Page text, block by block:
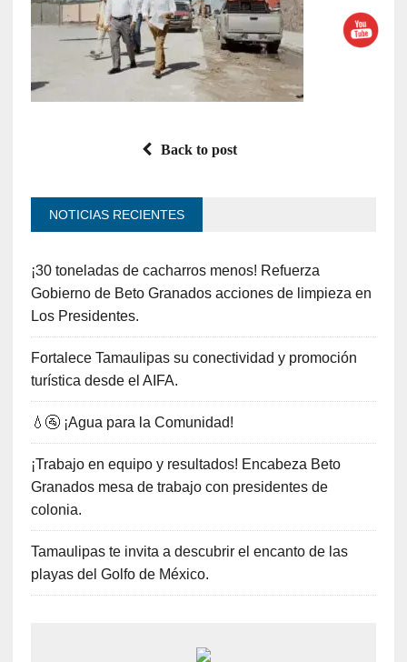
Back to post
NOTICIAS RECIENTES
¡30 toneladas de cacharros menos! Refuerza
Gobierno de Beto Granados acciones de limpieza en
Los Presidentes.
Fortalece Tamaulipas su conectividad y promoción
turística desde el AIFA.
💧🚰 ¡Agua para la Comunidad!
¡Trabajo en equipo y resultados! Encabeza Beto
Granados mesa de trabajo con presidentes de
colonia.
Tamaulipas te invita a descubrir el encanto de las
playas del Golfo de México.